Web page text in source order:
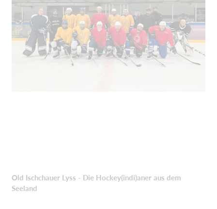
Old Ischchauer Lyss - Die Hockey(indi)aner aus dem
Seeland